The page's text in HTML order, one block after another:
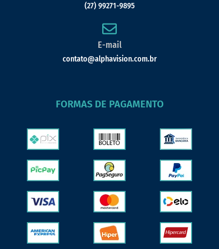
(27) 99271-9895
E-mail
contato@alphavision.com.br
FORMAS DE PAGAMENTO